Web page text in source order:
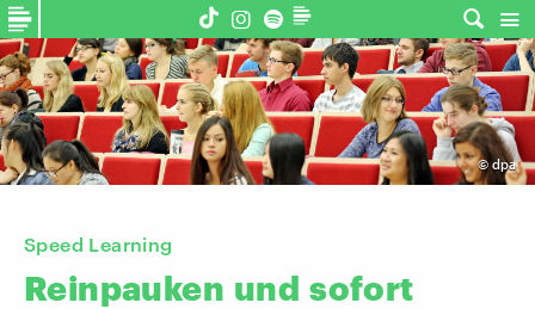
©dpa
Speed Learning
Reinpauken und sofort